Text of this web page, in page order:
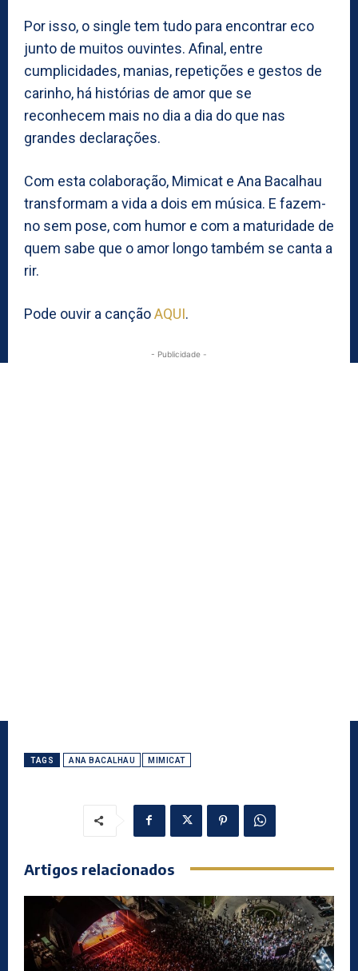
Por isso, o single tem tudo para encontrar eco
junto de muitos ouvintes. Afinal, entre
cumplicidades, manias, repetições e gestos de
carinho, há histórias de amor que se
reconhecem mais no dia a dia do que nas
grandes declarações.
Com esta colaboração, Mimicat e Ana Bacalhau
transformam a vida a dois em música. E fazem-
no sem pose, com humor e com a maturidade de
quem sabe que o amor longo também se canta a
rir.
Pode ouvir a cançãoAQUI.
- Publicidade -
TAGS ANA BACALHAU MIMICAT
Artigos relacionados